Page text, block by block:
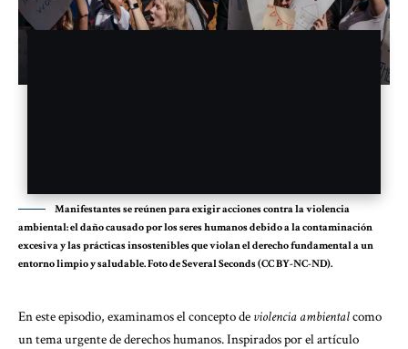
Manifestantes se reúnen para exigir acciones contra la violencia
ambiental: el daño causado por los seres humanos debido a la contaminación
excesiva y las prácticas insostenibles que violan el derecho fundamental a un
entorno limpio y saludable. Foto de Several Seconds (CC BY-NC-ND).
En este episodio, examinamos el concepto de violencia ambientalcomo
un tema urgente de derechos humanos. Inspirados por el artículo